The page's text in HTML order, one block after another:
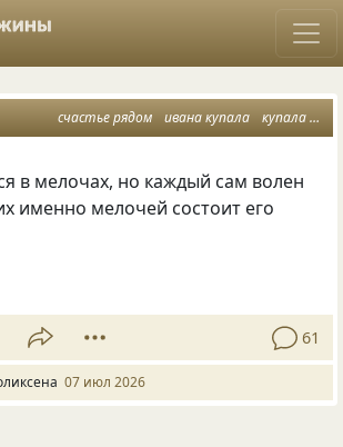
счастье рядом ивана купала купала лета как не бывало
в мелочах, но каждый сам волен
именно мелочей состоит его
61
07 июл 2026